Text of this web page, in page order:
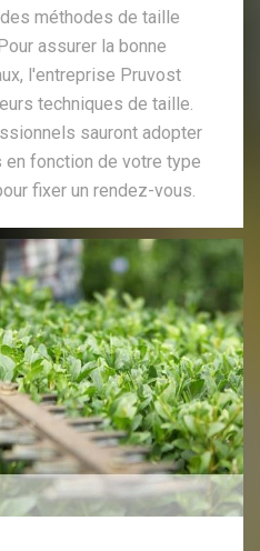
méthodes de taille
assurer la bonne
l'entreprise Pruvost
techniques de taille.
sauront adopter
fonction de votre type
fixer un rendez-vous.